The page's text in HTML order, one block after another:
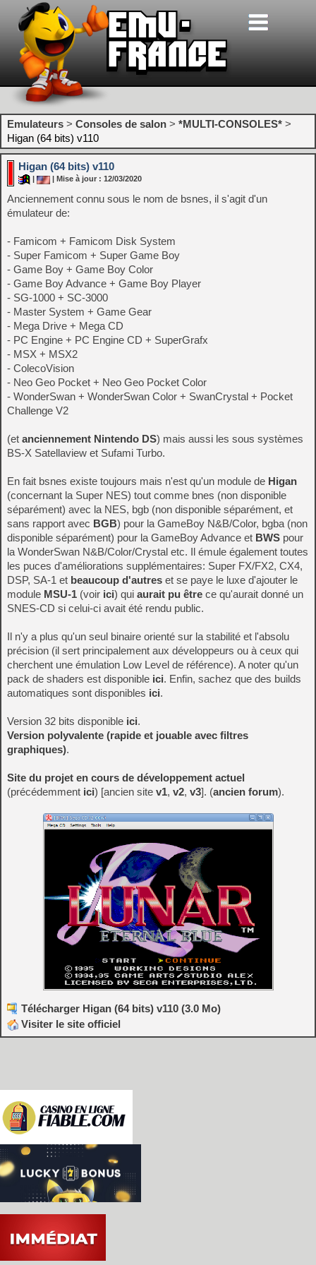
Emulateurs > Consoles de salon > *MULTI-CONSOLES* >
Higan (64 bits) v110
Higan (64 bits) v110
| Mise à jour : 12/03/2020
Anciennement connu sous le nom de bsnes, il s'agit d'un
émulateur de:
- Famicom + Famicom Disk System
- Super Famicom + Super Game Boy
- Game Boy + Game Boy Color
- Game Boy Advance + Game Boy Player
- SG-1000 + SC-3000
- Master System + Game Gear
- Mega Drive + Mega CD
- PC Engine + PC Engine CD + SuperGrafx
- MSX + MSX2
- ColecoVision
- Neo Geo Pocket + Neo Geo Pocket Color
- WonderSwan + WonderSwan Color + SwanCrystal + Pocket
Challenge V2
(et anciennement Nintendo DS) mais aussi les sous systèmes
BS-X Satellaview et Sufami Turbo.
En fait bsnes existe toujours mais n'est qu'un module de Higan
(concernant la Super NES) tout comme bnes (non disponible
séparément) avec la NES, bgb (non disponible séparément, et
sans rapport avec BGB) pour la GameBoy N&B/Color, bgba (non
disponible séparément) pour la GameBoy Advance et BWS pour
la WonderSwan N&B/Color/Crystal etc. Il émule également toutes
les puces d'améliorations supplémentaires: Super FX/FX2, CX4,
DSP, SA-1 et beaucoup d'autres et se paye le luxe d'ajouter le
module MSU-1 (voir ici) qui aurait pu être ce qu'aurait donné un
SNES-CD si celui-ci avait été rendu public.
Il n'y a plus qu'un seul binaire orienté sur la stabilité et l'absolu
précision (il sert principalement aux développeurs ou à ceux qui
cherchent une émulation Low Level de référence). A noter qu'un
pack de shaders est disponible ici. Enfin, sachez que des builds
automatiques sont disponibles ici.
Version 32 bits disponible ici.
Version polyvalente (rapide et jouable avec filtres
graphiques).
Site du projet en cours de développement actuel
(précédemment ici) [ancien site v1, v2, v3]. (ancien forum).
Télécharger Higan (64 bits) v110 (3.0 Mo)
Visiter le site officiel